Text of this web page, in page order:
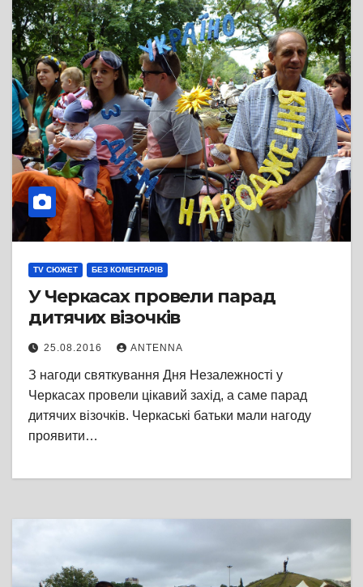
TV СЮЖЕТ БЕЗ КОМЕНТАРІВ
У Черкасах провели парад
дитячих візочків
25.08.2016 ANTENNA
З нагоди святкування Дня Незалежності у
Черкасах провели цікавий захід, а саме парад
дитячих візочків. Черкаські батьки мали нагоду
проявити…